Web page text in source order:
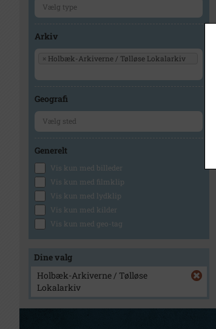
Arkiv
× Holbæk-Arkiverne / Tølløse Lokalarkiv
Geografi
Generelt
Vis kun med billeder
Vis kun med filmklip
Vis kun med lydklip
Vis kun med kilder
Vis kun med geo-tag
Dine valg
Holbæk-Arkiverne / Tølløse
Lokalarkiv